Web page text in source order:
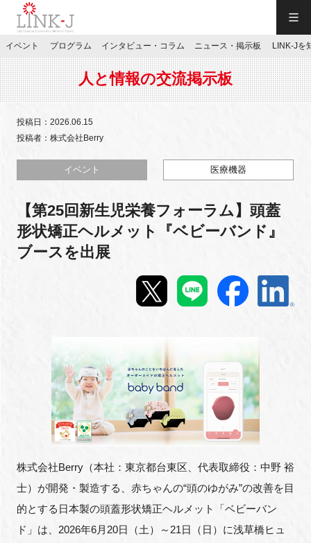
JP／EN
特別会員専用メニュー
施設ご予約
お問い合わせ
イベント
プログラム
インタビュー・コラム
ニュース・掲示板
イベント プログラム インタビュー・コラム ニュース・掲示板 LINK-Jを
人と情報の交流掲示板
投稿日：2026.06.15
投稿者：株式会社Berry
イベント 医療機器
【第25回新生児栄養フォーラム】頭蓋
形状矯正ヘルメット『ベビーバンド』
ブースを出展
株式会社Berry（本社：東京都台東区、代表取締役：中野 裕
士）が開発・製造する、赤ちゃんの“頭のゆがみ”の改善を目
的とする日本製の頭蓋形状矯正ヘルメット「ベビーバン
ド」は、2026年6月20日（土）～21日（日）に浅草橋ヒュ